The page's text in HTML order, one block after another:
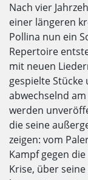
Nach vier
einer längeren
Pollina nun ein
Repertoire
mit neuen
gespielte
abwechselnd
werden
die seine
zeigen: vom
Kampf gegen
Krise, über